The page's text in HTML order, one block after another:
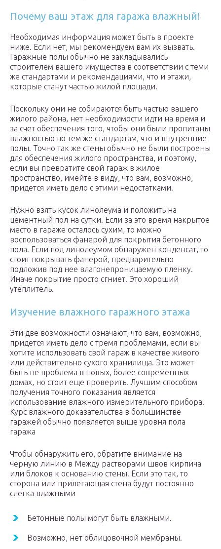
Почему ваш этаж для гаража влажный!
Необходимая информация может быть в проекте
ниже. Если нет, мы рекомендуем вам их вызвать.
Гаражные полы обычно не закладывались
строителем вашего имущества в соответствии с теми
же стандартами и рекомендациями, что и этажи,
которые станут частью жилой площади.
Поскольку они не собираются быть частью вашего
жилого района, нет необходимости идти на время и
за счет обеспечения того, чтобы они были пропитаны
влажностью по тем же стандартам, что и внутренние
полы. Точно так же стены обычно не были построены
для обеспечения жилого пространства, и поэтому,
если вы превратите свой гараж в жилое
пространство, имейте в виду, что вам, возможно,
придется иметь дело с этими недостатками.
Нужно взять кусок линолеума и положить на
цементный пол на сутки. Если за это время накрытое
место в гараже осталось сухим, то можно
воспользоваться фанерой для покрытия бетонного
пола. Если под линолеумом обнаружен конденсат, то
стоит покрывать фанерой, предварительно
подложив под нее влагонепроницаемую пленку.
Иначе покрытие просто сгниет. Это хороший
утеплитель.
Изучение влажного гаражного этажа
Эти две возможности означают, что вам, возможно,
придется иметь дело с тремя проблемами, если вы
хотите использовать свой гараж в качестве живого
или действительно сухого хранилища. Это может
быть не проблема в новых, более современных
домах, но стоит еще проверить. Лучшим способом
получения точного показания является
использование влажного измерительного прибора.
Курс влажного доказательства в большинстве
гаражей обычно появляется выше уровня пола
гаража
Чтобы обнаружить его, обратите внимание на
черную линию в Между растворами швов кирпича
или блоков к основанию стены. Если это так, то
сторона или прилегающая стена будут постоянно
слегка влажными
Бетонные полы могут быть влажными.
Возможно, нет облицовочной мембраны.